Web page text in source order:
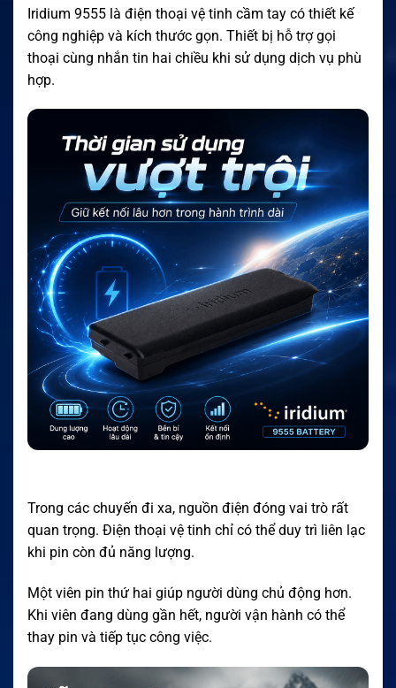
Iridium 9555 là điện thoại vệ tinh cầm tay có thiết kế
công nghiệp và kích thước gọn. Thiết bị hỗ trợ gọi
thoại cùng nhắn tin hai chiều khi sử dụng dịch vụ phù
hợp.
Trong các chuyến đi xa, nguồn điện đóng vai trò rất
quan trọng. Điện thoại vệ tinh chỉ có thể duy trì liên lạc
khi pin còn đủ năng lượng.
Một viên pin thứ hai giúp người dùng chủ động hơn.
Khi viên đang dùng gần hết, người vận hành có thể
thay pin và tiếp tục công việc.